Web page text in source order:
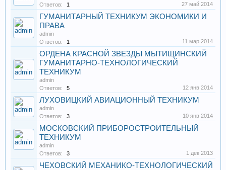
Ответов:
1 27 май 2014
ГУМАНИТАРНЫЙ ТЕХНИКУМ ЭКОНОМИКИ И
ПРАВА
admin
Ответов:
1 11 мар 2014
ОРДЕНА КРАСНОЙ ЗВЕЗДЫ МЫТИЩИНСКИЙ
ГУМАНИТАРНО-ТЕХНОЛОГИЧЕСКИЙ
ТЕХНИКУМ
admin
Ответов:
5 12 янв 2014
ЛУХОВИЦКИЙ АВИАЦИОННЫЙ ТЕХНИКУМ
admin
Ответов:
3 10 янв 2014
МОСКОВСКИЙ ПРИБОРОСТРОИТЕЛЬНЫЙ
ТЕХНИКУМ
admin
Ответов:
3 1 дек 2013
ЧЕХОВСКИЙ МЕХАНИКО-ТЕХНОЛОГИЧЕСКИЙ